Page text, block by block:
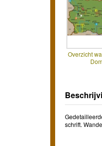
Overzicht
schrift.